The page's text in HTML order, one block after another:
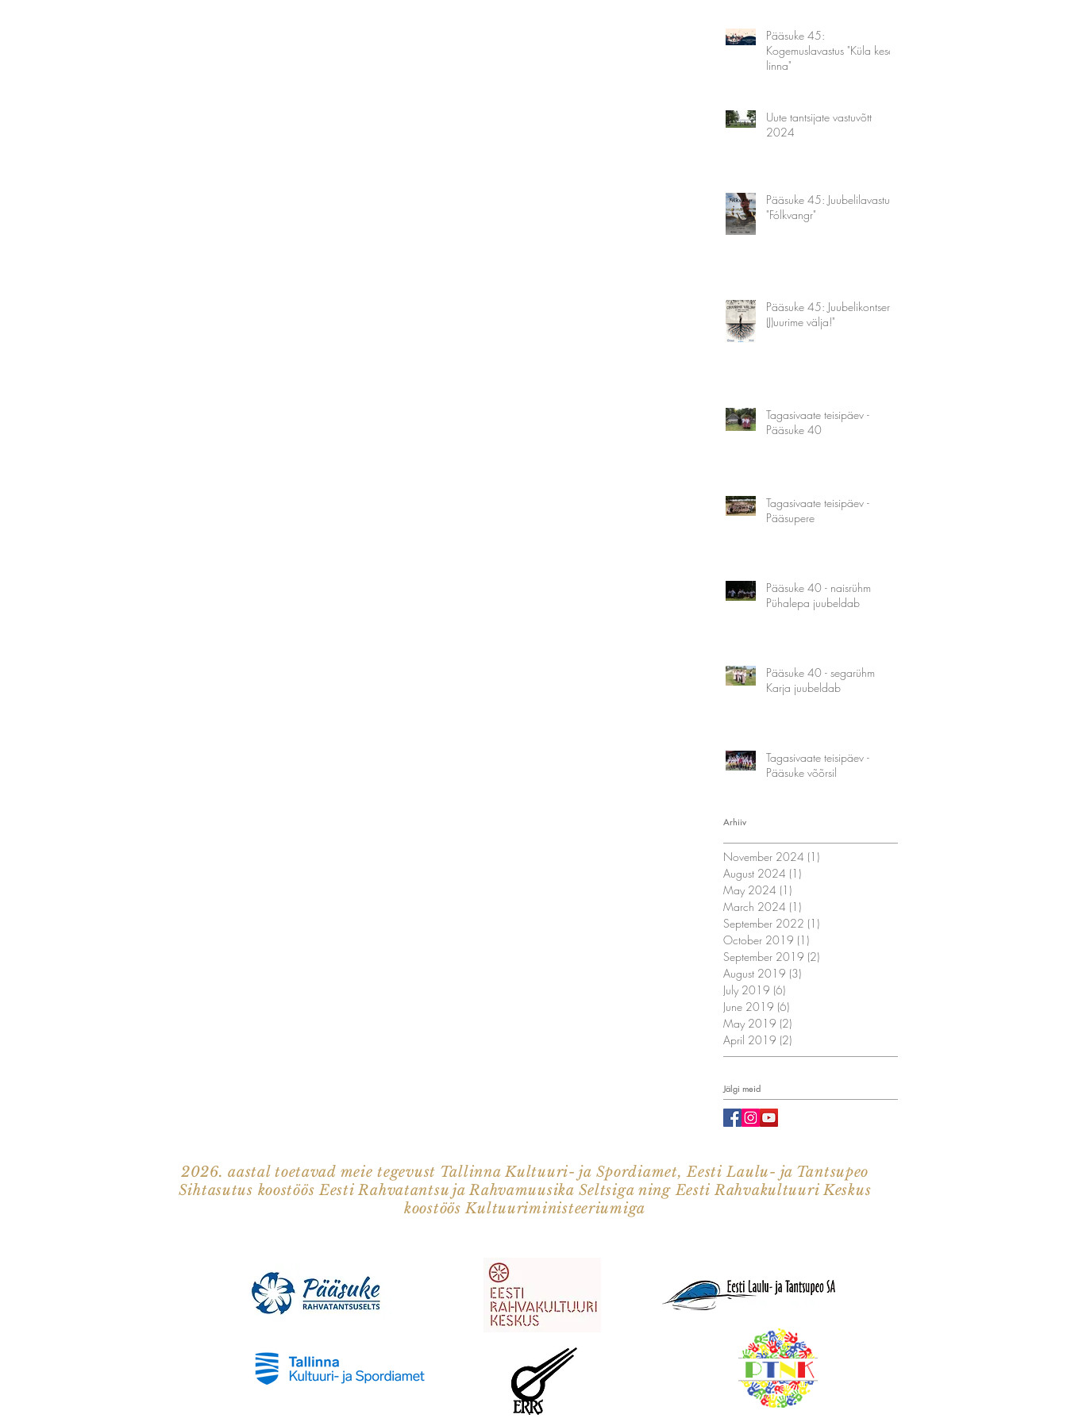
Pääsuke 45:
Kogemuslavastus "Küla keset
linna"
Uute tantsijate vastuvõtt
2024
Pääsuke 45: Juubelilavastus
"Fólkvangr"
Pääsuke 45: Juubelikontsert "
(J)uurime välja!"
Tagasivaate teisipäev -
Pääsuke 40
Tagasivaate teisipäev -
Pääsupere
Pääsuke 40 - naisrühm
Pühalepa juubeldab
Pääsuke 40 - segarühm
Karja juubeldab
Tagasivaate teisipäev -
Pääsuke võõrsil
Arhiiv
November 2024 (1)
August 2024 (1)
May 2024 (1)
March 2024 (1)
September 2022 (1)
October 2019 (1)
September 2019 (2)
August 2019 (3)
July 2019 (6)
June 2019 (6)
May 2019 (2)
April 2019 (2)
Jälgi meid
2026. aastal toetavad meie tegevust Tallinna Kultuuri- ja Spordiamet, Eesti Laulu- ja Tantsupeo
Sihtasutus koostöös Eesti Rahvatantsu ja Rahvamuusika Seltsiga ning Eesti Rahvakultuuri Keskus
koostöös Kultuuriministeeriumiga